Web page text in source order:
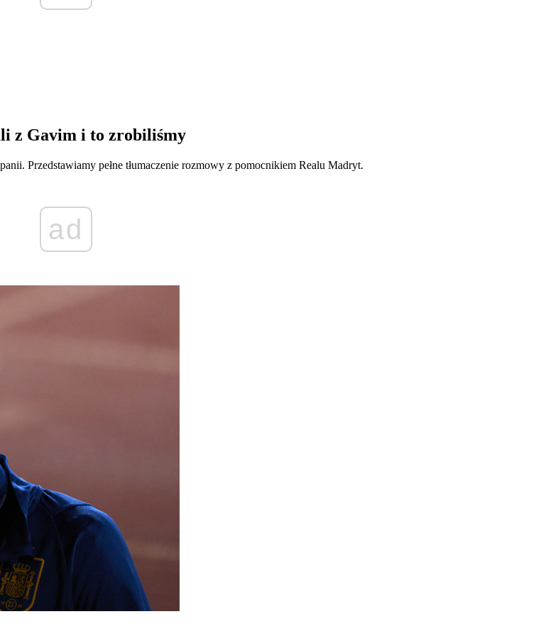
z Gavim i to zrobiliśmy
Przedstawiamy pełne tłumaczenie rozmowy z pomocnikiem Realu Madryt.
ad